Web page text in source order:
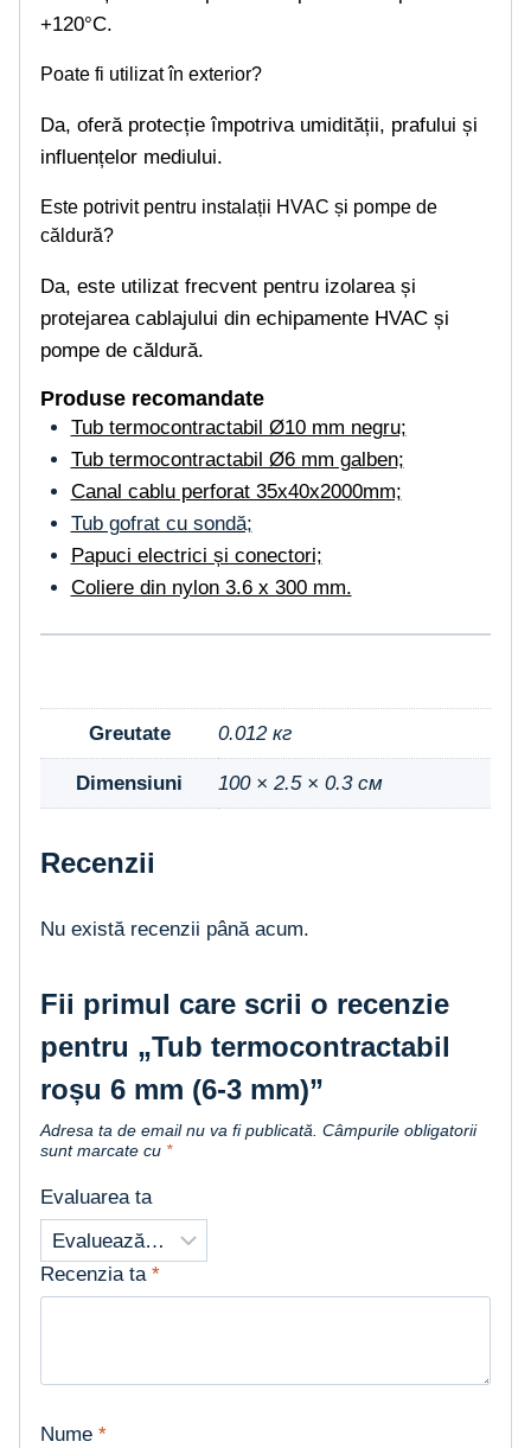
+120°C.
Poate fi utilizat în exterior?
Da, oferă protecție împotriva umidității, prafului și
influențelor mediului.
Este potrivit pentru instalații HVAC și pompe de
căldură?
Da, este utilizat frecvent pentru izolarea și
protejarea cablajului din echipamente HVAC și
pompe de căldură.
Produse recomandate
Tub termocontractabil Ø10 mm negru;
Tub termocontractabil Ø6 mm galben;
Canal cablu perforat 35x40x2000mm;
Tub gofrat cu sondă;
Papuci electrici și conectori;
Coliere din nylon 3.6 x 300 mm.
Greutate 0.012 кг
Dimensiuni 100 × 2.5 × 0.3 см
Recenzii
Nu există recenzii până acum.
Fii primul care scrii o recenzie
pentru „Tub termocontractabil
roșu 6 mm (6-3 mm)”
Adresa ta de email nu va fi publicată. Câmpurile obligatorii
sunt marcate cu *
Evaluarea ta
Recenzia ta *
Nume *